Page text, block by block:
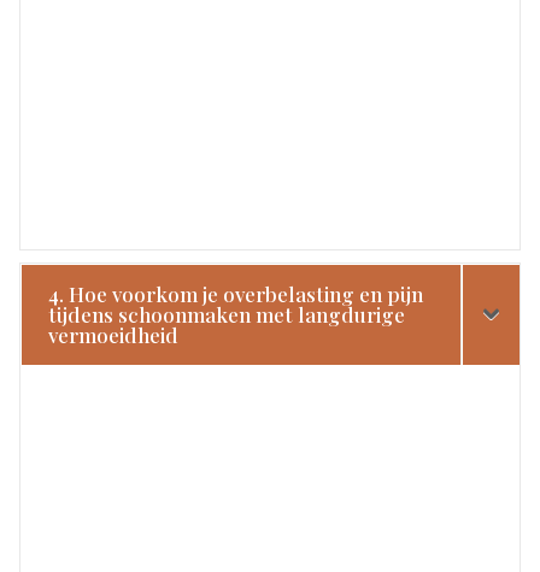
4. Hoe voorkom je overbelasting en pijn
tijdens schoonmaken met langdurige
vermoeidheid